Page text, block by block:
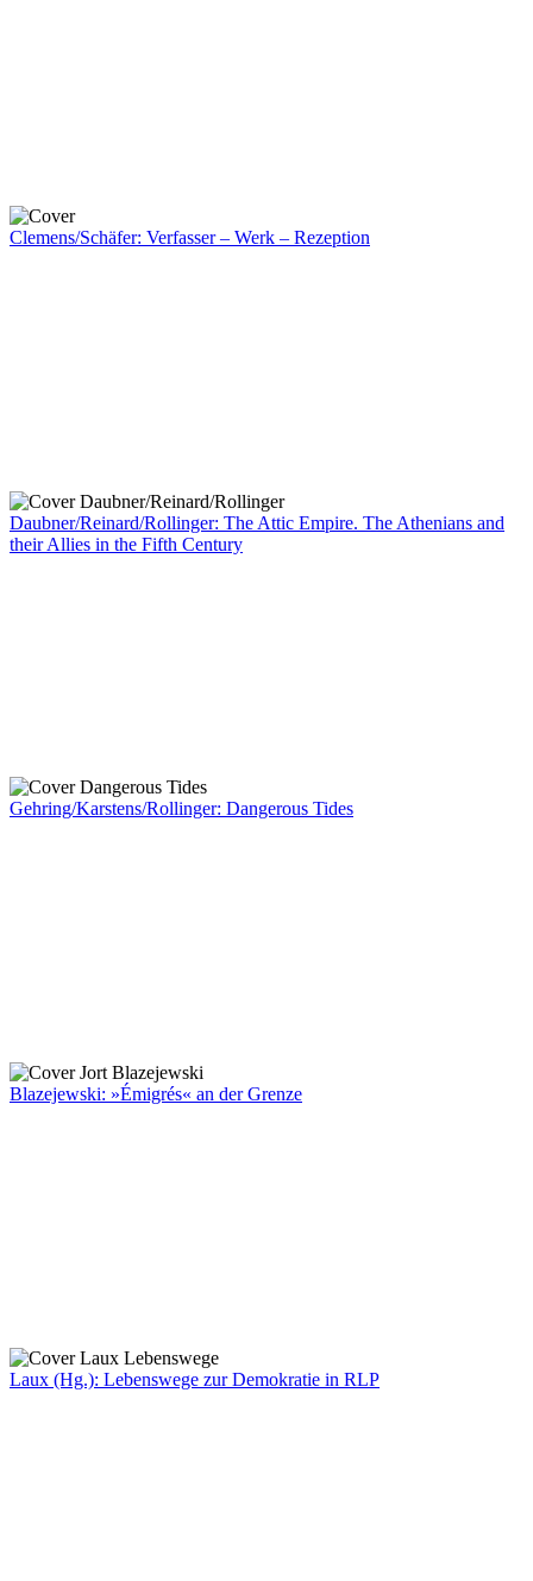
Clemens/Schäfer: Verfasser – Werk – Rezeption
Daubner/Reinard/Rollinger: The Attic Empire. The Athenians and
their Allies in the Fifth Century
Gehring/Karstens/Rollinger: Dangerous Tides
Blazejewski: »Émigrés« an der Grenze
Laux (Hg.): Lebenswege zur Demokratie in RLP